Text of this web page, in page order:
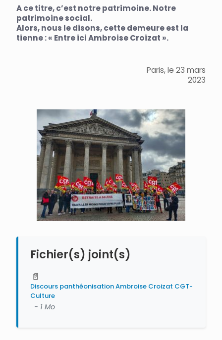
A ce titre, c’est notre patrimoine. Notre
patrimoine social.
Alors, nous le disons, cette demeure est la
tienne : « Entre ici Ambroise Croizat ».
Paris, le 23 mars
2023
Fichier(s) joint(s)
📄
Discours panthéonisation Ambroise Croizat CGT-
Culture
- 1 Mo